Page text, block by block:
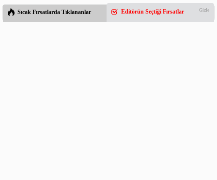
Sıcak Fırsatlarda Tıklananlar Editörün Seçtiği Fırsatlar Gizle